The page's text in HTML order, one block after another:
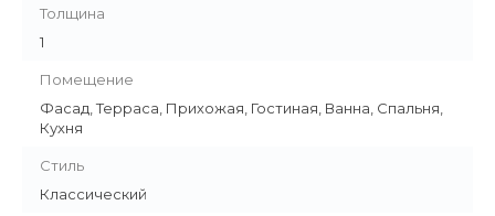
Толщина
1
Помещение
Фасад, Терраса, Прихожая, Гостиная, Ванна, Спальня,
Кухня
Стиль
Классический